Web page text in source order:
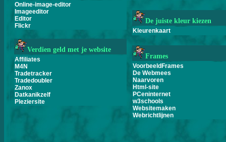
Online-image-editor
Imageeditor
Editor
Flickr
Verdien geld met je website
Affiliates
M4N
Tradetracker
Tradedoubler
Zanox
Datkanikzelf
Pleziersite
De juiste kleur kiezen
Kleurenkaart
Frames
VoorbeeldFrames
De Webmees
Naarvoren
Html-site
PCeninternet
w3schools
Websitemaken
Webrichtlijnen